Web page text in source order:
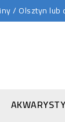
/ Olsztyn